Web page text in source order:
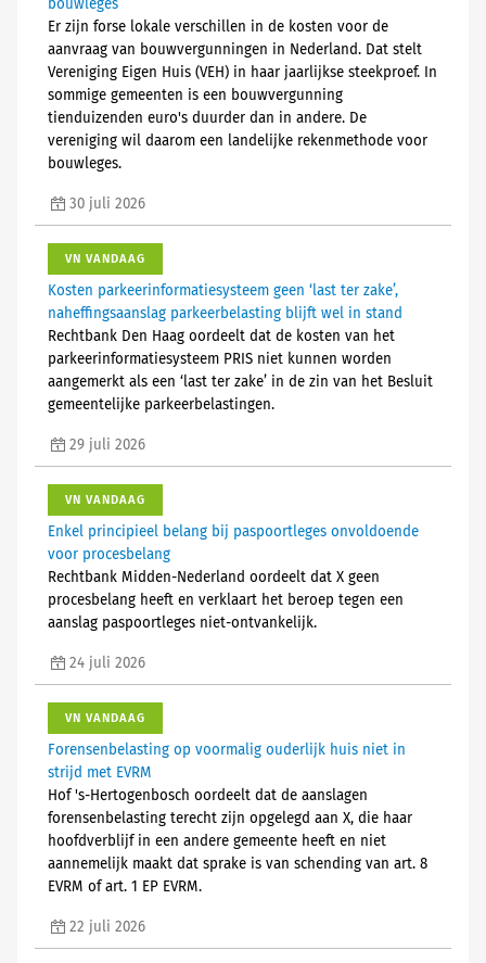
bouwleges
Er zijn forse lokale verschillen in de kosten voor de
aanvraag van bouwvergunningen in Nederland. Dat stelt
Vereniging Eigen Huis (VEH) in haar jaarlijkse steekproef. In
sommige gemeenten is een bouwvergunning
tienduizenden euro's duurder dan in andere. De
vereniging wil daarom een landelijke rekenmethode voor
bouwleges.
30 juli 2026
VN VANDAAG
Kosten parkeerinformatiesysteem geen ‘last ter zake’,
naheffingsaanslag parkeerbelasting blijft wel in stand
Rechtbank Den Haag oordeelt dat de kosten van het
parkeerinformatiesysteem PRIS niet kunnen worden
aangemerkt als een ‘last ter zake’ in de zin van het Besluit
gemeentelijke parkeerbelastingen.
29 juli 2026
VN VANDAAG
Enkel principieel belang bij paspoortleges onvoldoende
voor procesbelang
Rechtbank Midden-Nederland oordeelt dat X geen
procesbelang heeft en verklaart het beroep tegen een
aanslag paspoortleges niet-ontvankelijk.
24 juli 2026
VN VANDAAG
Forensenbelasting op voormalig ouderlijk huis niet in
strijd met EVRM
Hof 's-Hertogenbosch oordeelt dat de aanslagen
forensenbelasting terecht zijn opgelegd aan X, die haar
hoofdverblijf in een andere gemeente heeft en niet
aannemelijk maakt dat sprake is van schending van art. 8
EVRM of art. 1 EP EVRM.
22 juli 2026